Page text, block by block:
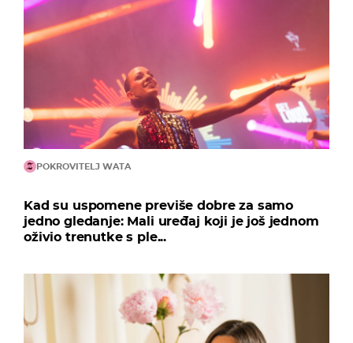
POKROVITELJ WATA
Kad su uspomene previše dobre za samo
jedno gledanje: Mali uređaj koji je još jednom
oživio trenutke s ple...